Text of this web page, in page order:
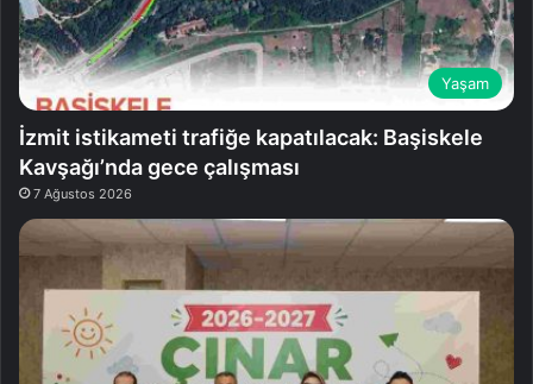
Yaşam
İzmit istikameti trafiğe kapatılacak: Başiskele
Kavşağı’nda gece çalışması
7 Ağustos 2026